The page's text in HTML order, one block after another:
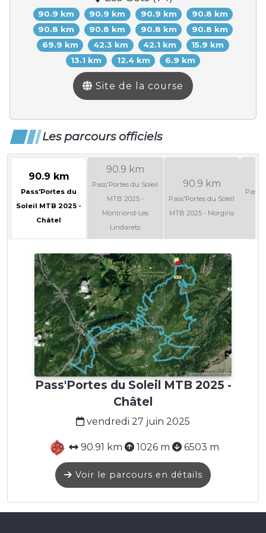
90.9 km 90.9 km 90.9 km
90.8 km
90.8 km
90.8 km 90.8 km
90.8 km
69.9 km
42.3 km 42.1 km
15.9 km
13.1 km
12.4 km 6.9 km
Site de la course
Les parcours officiels
90.9 km
Pass'Portes du
Soleil MTB 2025 -
Châtel
90.9 km
Pass'Portes du Soleil
MTB 2025 -
Montriond-Les
Lindarets
90.9 km
Pass'Portes du Soleil
MTB 2025 - Morgins
Pass'Portes du Soleil MTB 2025 -
Châtel
vendredi 27 juin 2025
90.91 km 1026 m 6503 m
Voir le parcours en détails